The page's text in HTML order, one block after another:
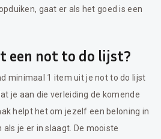
gaat er als het goed is een
een not to do lijst?
minimaal 1 item uit je not to do lijst
je aan die verleiding de komende
helpt het om jezelf een beloning in
je er in slaagt. De mooiste